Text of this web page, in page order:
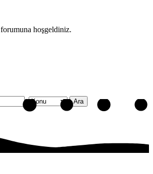
forumuna hoşgeldiniz.